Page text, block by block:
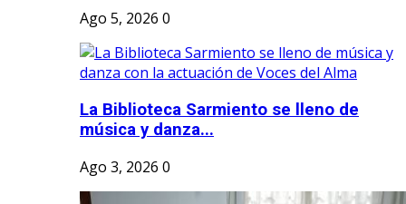
Ago 5, 2026 0
La Biblioteca Sarmiento se lleno de
música y danza...
Ago 3, 2026 0